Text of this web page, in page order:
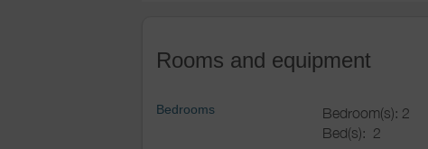
Rooms and equipment
Bedrooms
Bedroom(s): 2
Bed(s): 2